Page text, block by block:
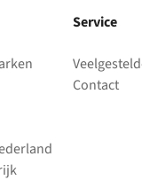
Service
Contact